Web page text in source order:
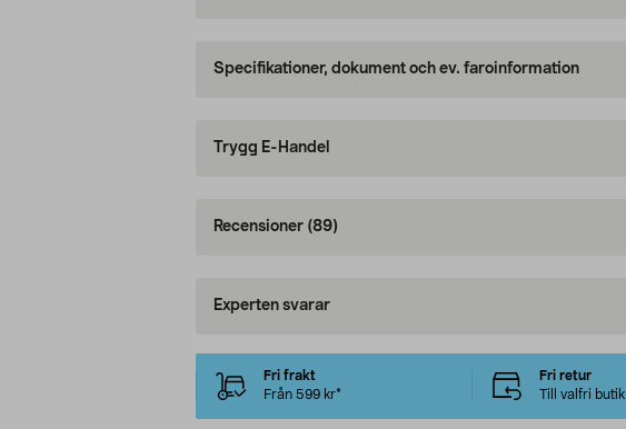
Specifikationer, dokument och ev. faroinformation
Trygg E-Handel
Recensioner (89)
Experten svarar
Fri frakt
Från 599 kr*
Fri retur
Till valfri butik